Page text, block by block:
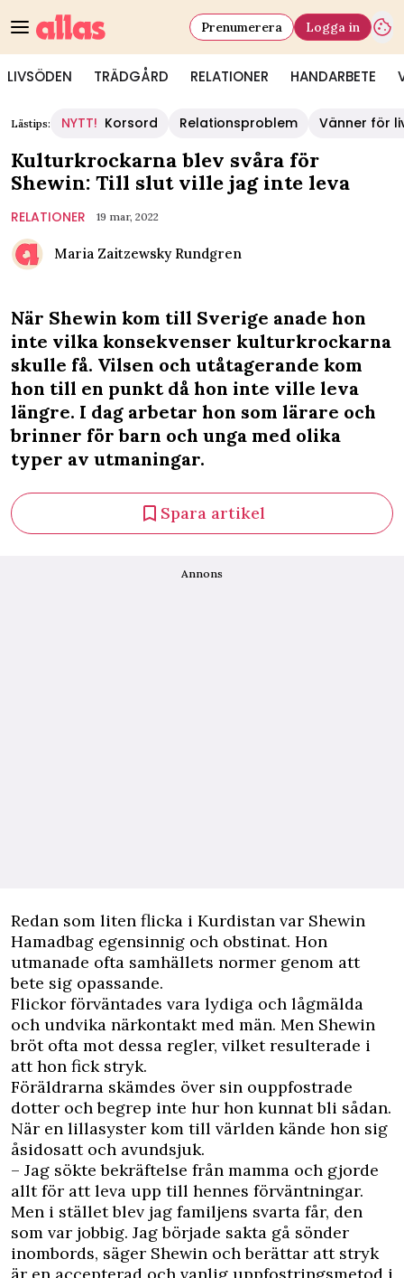
LIVSÖDEN TRÄDGÅRD RELATIONER HANDARBETE
Prenumerera Logga in
Lästips: NYTT! Korsord Relationsproblem Vänner för
Kulturkrockarna blev svåra för
Shewin: Till slut ville jag inte leva
RELATIONER 19 mar, 2022
Maria Zaitzewsky Rundgren
När Shewin kom till Sverige anade hon
inte vilka konsekvenser kulturkrockarna
skulle få. Vilsen och utåtagerande kom
hon till en punkt då hon inte ville leva
längre. I dag arbetar hon som lärare och
brinner för barn och unga med olika
typer av utmaningar.
Spara artikel
Annons
Redan som liten flicka i Kurdistan var Shewin
Hamadbag egensinnig och obstinat. Hon
utmanade ofta samhällets normer genom att
bete sig opassande.
Flickor förväntades vara lydiga och lågmälda
och undvika närkontakt med män. Men Shewin
bröt ofta mot dessa regler, vilket resulterade i
att hon fick stryk.
Föräldrarna skämdes över sin ouppfostrade
dotter och begrep inte hur hon kunnat bli sådan.
När en lillasyster kom till världen kände hon sig
åsidosatt och avundsjuk.
– Jag sökte bekräftelse från mamma och gjorde
allt för att leva upp till hennes förväntningar.
Men i stället blev jag familjens svarta får, den
som var jobbig. Jag började sakta gå sönder
inombords, säger Shewin och berättar att stryk